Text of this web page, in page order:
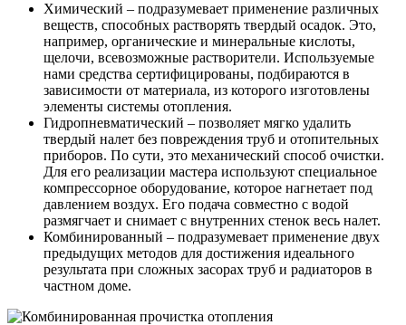
Химический – подразумевает применение различных
веществ, способных растворять твердый осадок. Это,
например, органические и минеральные кислоты,
щелочи, всевозможные растворители. Используемые
нами средства сертифицированы, подбираются в
зависимости от материала, из которого изготовлены
элементы системы отопления.
Гидропневматический – позволяет мягко удалить
твердый налет без повреждения труб и отопительных
приборов. По сути, это механический способ очистки.
Для его реализации мастера используют специальное
компрессорное оборудование, которое нагнетает под
давлением воздух. Его подача совместно с водой
размягчает и снимает с внутренних стенок весь налет.
Комбинированный – подразумевает применение двух
предыдущих методов для достижения идеального
результата при сложных засорах труб и радиаторов в
частном доме.